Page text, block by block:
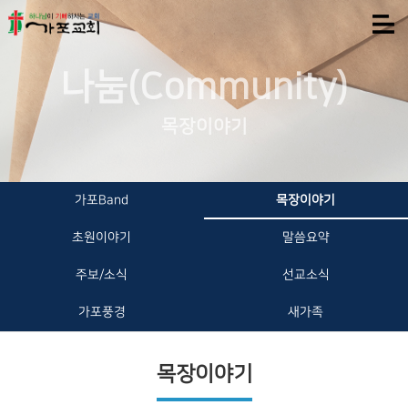
나눔(Community)
목장이야기
가포Band 목장이야기
초원이야기 말씀요약
주보/소식 선교소식
가포풍경 새가족
목장이야기